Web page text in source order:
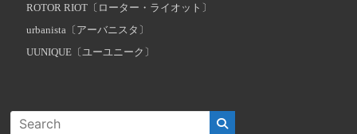
ROTOR RIOT〔ローター・ライオット〕
urbanista〔アーバニスタ〕
UUNIQUE〔ユーユニーク〕